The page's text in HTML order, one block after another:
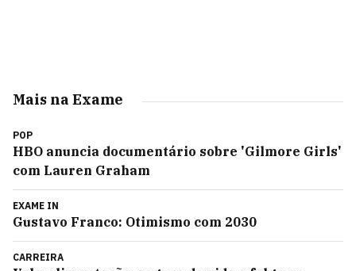
Mais na Exame
POP
HBO anuncia documentário sobre 'Gilmore Girls'
com Lauren Graham
EXAME IN
Gustavo Franco: Otimismo com 2030
CARREIRA